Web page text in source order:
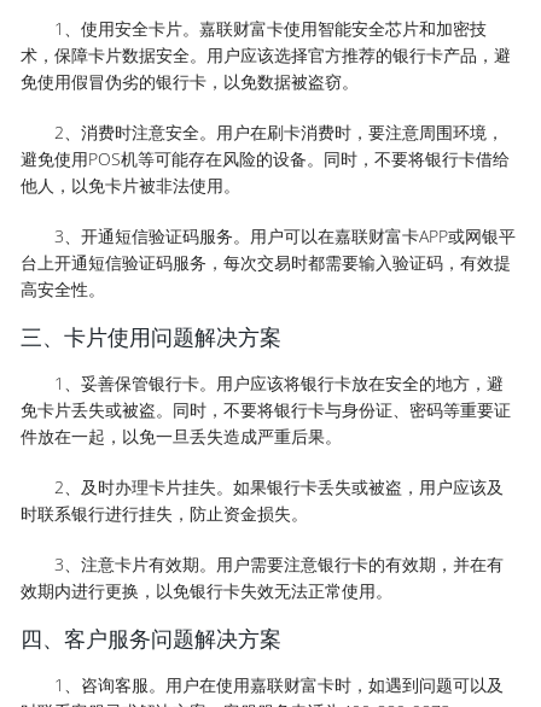
1、使用安全卡片。嘉联财富卡使用智能安全芯片和加密技
术，保障卡片数据安全。用户应该选择官方推荐的银行卡产品，避
免使用假冒伪劣的银行卡，以免数据被盗窃。
2、消费时注意安全。用户在刷卡消费时，要注意周围环境，
避免使用POS机等可能存在风险的设备。同时，不要将银行卡借给
他人，以免卡片被非法使用。
3、开通短信验证码服务。用户可以在嘉联财富卡APP或网银平
台上开通短信验证码服务，每次交易时都需要输入验证码，有效提
高安全性。
三、卡片使用问题解决方案
1、妥善保管银行卡。用户应该将银行卡放在安全的地方，避
免卡片丢失或被盗。同时，不要将银行卡与身份证、密码等重要证
件放在一起，以免一旦丢失造成严重后果。
2、及时办理卡片挂失。如果银行卡丢失或被盗，用户应该及
时联系银行进行挂失，防止资金损失。
3、注意卡片有效期。用户需要注意银行卡的有效期，并在有
效期内进行更换，以免银行卡失效无法正常使用。
四、客户服务问题解决方案
1、咨询客服。用户在使用嘉联财富卡时，如遇到问题可以及